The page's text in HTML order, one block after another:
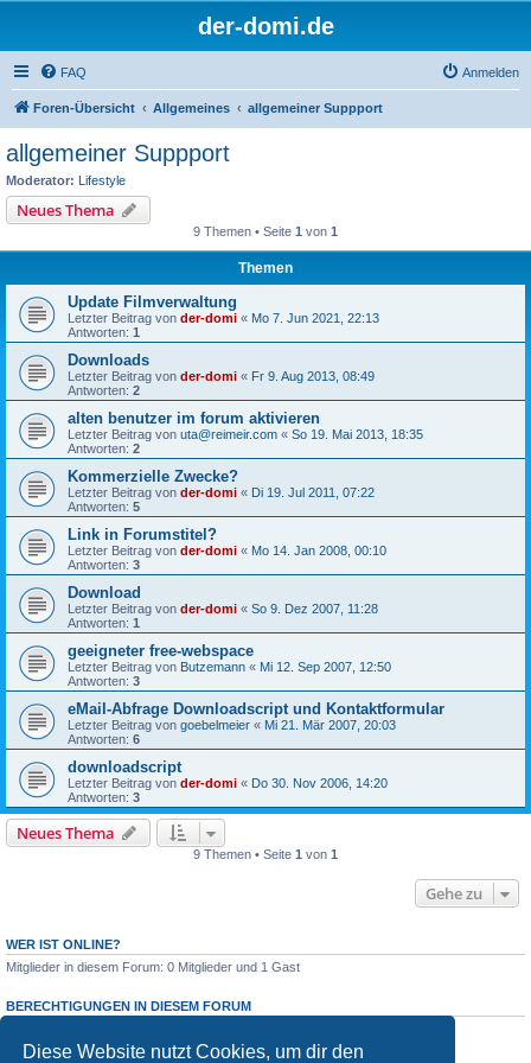
Diese Website nutzt Cookies, um dir den
der-domi.de
FAQ Anmelden
Foren-Übersicht Allgemeines allgemeiner Suppport
allgemeiner Suppport
Moderator: Lifestyle
Neues Thema
9 Themen • Seite 1 von 1
Themen
Update Filmverwaltung
Letzter Beitrag von der-domi « Mo 7. Jun 2021, 22:13
Antworten: 1
Downloads
Letzter Beitrag von der-domi « Fr 9. Aug 2013, 08:49
Antworten: 2
alten benutzer im forum aktivieren
Letzter Beitrag von uta@reimeir.com « So 19. Mai 2013, 18:35
Antworten: 2
Kommerzielle Zwecke?
Letzter Beitrag von der-domi « Di 19. Jul 2011, 07:22
Antworten: 5
Link in Forumstitel?
Letzter Beitrag von der-domi « Mo 14. Jan 2008, 00:10
Antworten: 3
Download
Letzter Beitrag von der-domi « So 9. Dez 2007, 11:28
Antworten: 1
geeigneter free-webspace
Letzter Beitrag von Butzemann « Mi 12. Sep 2007, 12:50
Antworten: 3
eMail-Abfrage Downloadscript und Kontaktformular
Letzter Beitrag von goebelmeier « Mi 21. Mär 2007, 20:03
Antworten: 6
downloadscript
Letzter Beitrag von der-domi « Do 30. Nov 2006, 14:20
Antworten: 3
Neues Thema
9 Themen • Seite 1 von 1
Gehe zu
WER IST ONLINE?
Mitglieder in diesem Forum: 0 Mitglieder und 1 Gast
BERECHTIGUNGEN IN DIESEM FORUM
Du darfst keineAntworten zu Themen in diesem Forum erstellen.